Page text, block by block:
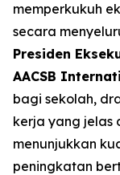
memperkukuh
secara
Presiden
AACSB
bagi sekolah,
kerja yang jelas
menunjukkan
peningkatan